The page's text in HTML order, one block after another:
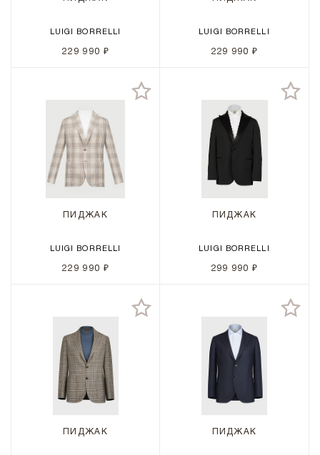
LUIGI BORRELLI
229 990 ₽
LUIGI BORRELLI
229 990 ₽
ПИДЖАК
LUIGI BORRELLI
229 990 ₽
ПИДЖАК
LUIGI BORRELLI
299 990 ₽
ПИДЖАК ПИДЖАК